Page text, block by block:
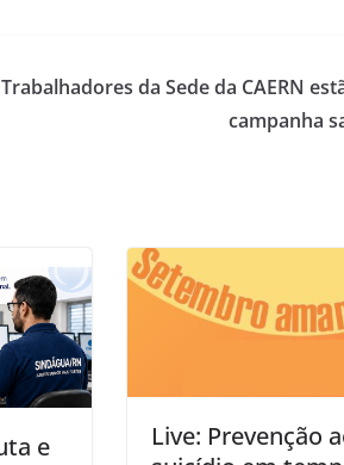
Trabalhadores da Sede da CAERN
campanha
e
Live: Prevenção